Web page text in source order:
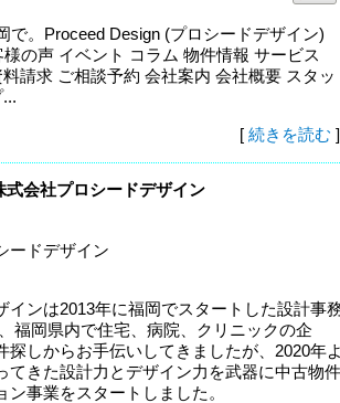
で。Proceed Design (プロシードデザイン)
の声 イベント コラム 物件情報 サービス
請求 ご相談予約 会社案内 会社概要 スタッ
[ 続きを読む ]
式会社プロシードデザイン
ードデザイン
インは2013年に福岡でスタートした設計事
福岡県内で住宅、病院、クリニックの企
探しからお手伝いしてきましたが、2020年
てきた設計力とデザイン力を武器に中古物
ン事業をスタートしました。